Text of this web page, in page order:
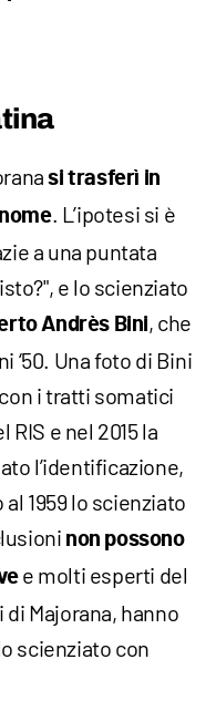
si trasferì in
. L’ipotesi si è
a una puntata
e lo scienziato
Andrès Bini, che
‘50. Una foto di Bini
i tratti somatici
RIS e nel 2015 la
l’identificazione,
1959 lo scienziato
non possono
e molti esperti del
Majorana, hanno
scienziato con